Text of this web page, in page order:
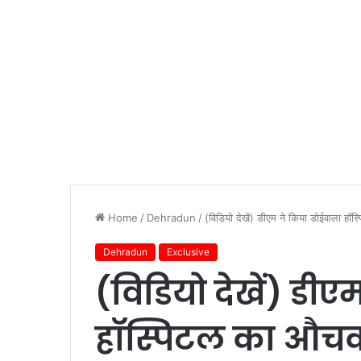
Home / Dehradun / (विडियो देखें) डीएम ने किया डोईवाला
Dehradun Exclusive
(विडियो देखें)
हॉस्पिटल का